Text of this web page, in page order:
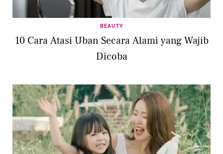
BEAUTY
10 Cara Atasi Uban Secara Alami yang Wajib
Dicoba